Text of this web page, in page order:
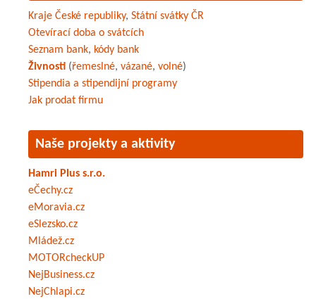
Kraje České republiky, Státní svátky ČR
Otevírací doba o svátcích
Seznam bank, kódy bank
Živnosti (řemeslné, vázané, volné)
Stipendia a stipendijní programy
Jak prodat firmu
Naše projekty a aktivity
Hamri Plus s.r.o.
eČechy.cz
eMoravia.cz
eSlezsko.cz
Mládež.cz
MOTORcheckUP
NejBusiness.cz
NejChlapi.cz